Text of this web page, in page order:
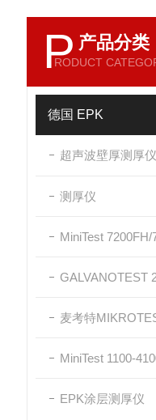
P 产品分类
RODUCT
德国 EPK
超声波壁厚测厚仪
测厚仪
MiniTest
麦考特
MiniTest 1100-
EPK涂层测厚仪